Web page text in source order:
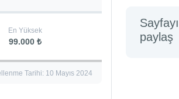
En Yüksek
99.000 ₺
Tarihi: 10 Mayıs 2024
Sayfayı
paylaş